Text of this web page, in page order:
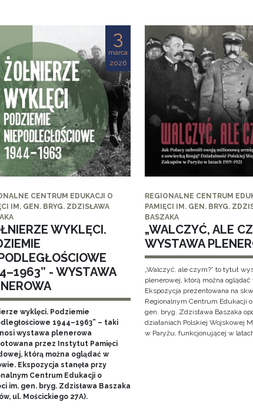
3
marca
2026
CENTRUM EDUKACJI O
IM. GEN. BRYG. ZDZISŁAWA
WYKLĘCI.
- WYSTAWA
wyklęci. Podziemie
1944–1963” – taki
wystawa plenerowa
przez Instytut Pamięci
którą można oglądać w
Ekspozycja stanęła przy
Centrum Edukacji o
im. gen. bryg. Zdzisława Baszaka
ul. Mościckiego 27A).
REGIONALNE CENTRUM
PAMIĘCI IM. GEN. BRYG.
BASZAKA
„WALCZYĆ, ALE
WYSTAWA
„Walczyć, ale czym?” to tytuł
plenerowej, którą można oglądać
Ekspozycja prezentowana na
Regionalnym Centrum Edukacji
gen. bryg. Zdzisława Baszaka
działaniach Polskiej Wojskowej
w Paryżu, funkcjonującej w latach